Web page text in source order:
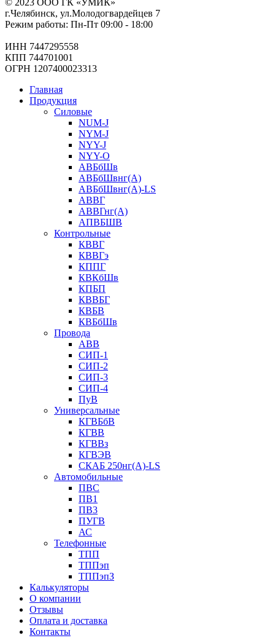
© 2023 ООО ГК «УМИК»
г.Челябинск, ул.Молодогвардейцев 7
Режим работы: Пн-Пт 09:00 - 18:00
ИНН 7447295558
КПП 744701001
ОГРН 1207400023313
Главная
Продукция
Силовые
NUM-J
NYM-J
NYY-J
NYY-O
АВБбШв
АВБбШвнг(А)
АВБбШвнг(А)-LS
АВВГ
АВВГнг(А)
АПВБШВ
Контрольные
КВВГ
КВВГэ
КППГ
КВКбШв
КПБП
КВВБГ
КВБВ
КВБбШв
Провода
АВВ
СИП-1
СИП-2
СИП-3
СИП-4
ПуВ
Универсальные
КГВБбВ
КГВВ
КГВВз
КГВЭВ
СКАБ 250нг(А)-LS
Автомобильные
ПВС
ПВ1
ПВ3
ПУГВ
АС
Телефонные
ТПП
ТППэп
ТППэпЗ
Калькуляторы
О компании
Отзывы
Оплата и доставка
Контакты